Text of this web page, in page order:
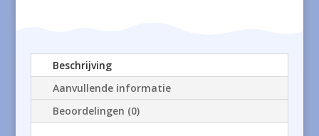
Beschrijving
Aanvullende informatie
Beoordelingen (0)